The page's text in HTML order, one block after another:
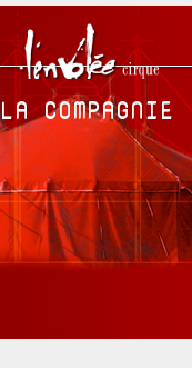
LA COMPAGNIE